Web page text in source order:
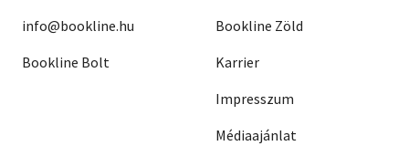
info@bookline.hu
Bookline Bolt
Bookline Zöld
Karrier
Impresszum
Médiaajánlat